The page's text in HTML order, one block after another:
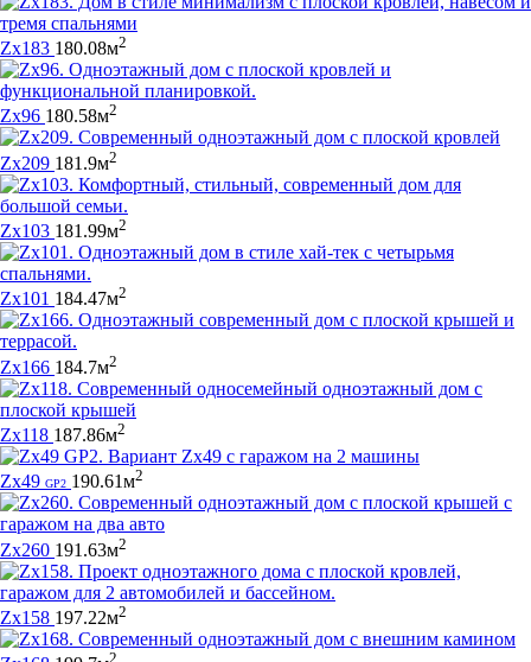
Zx183 180.08м2
Zx96 180.58м2
Zx209 181.9м2
Zx103 181.99м2
Zx101 184.47м2
Zx166 184.7м2
Zx118 187.86м2
Zx49 GP2 190.61м2
Zx260 191.63м2
Zx158 197.22м2
2